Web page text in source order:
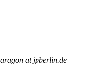
aragon at jpberlin.de